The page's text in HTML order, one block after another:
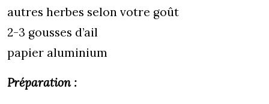
autres herbes selon votre goût
2-3 gousses d’ail
papier aluminium
Préparation :